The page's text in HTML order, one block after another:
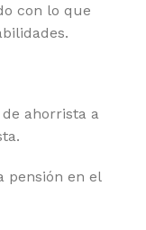
con lo que
ahorrista a
pensión en el